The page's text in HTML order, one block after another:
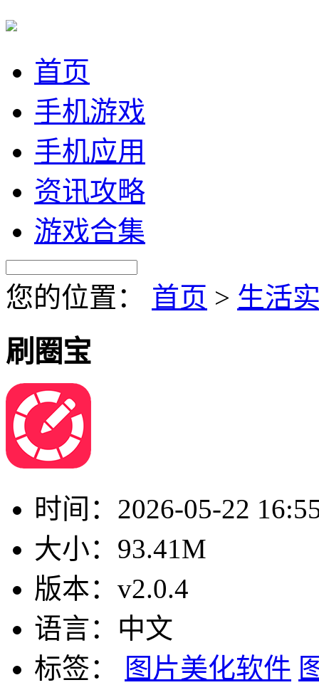
首页
手机游戏
手机应用
资讯攻略
游戏合集
您的位置： 首页 > 生活
刷圈宝
时间： 2026-05-22
大小： 93.41M
版本： v2.0.4
语言： 中文
标签：
图片美化软件